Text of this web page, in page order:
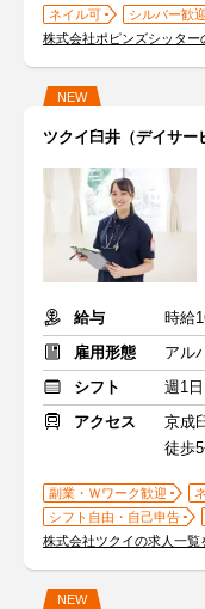
ネイル可
シルバー歓迎
株式会社ポピンズシッター
NEW
ツクイ臼井（デイサー
給与
時給
雇用形態
アル
シフト
週1
アクセス
京成
徒歩
副業・Ｗワーク歓迎
シフト自由・自己申告
株式会社ツクイの求人一覧
NEW